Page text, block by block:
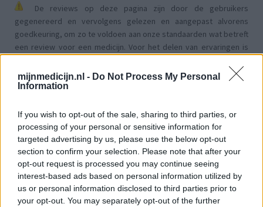
mijnmedicijn.nl - Do Not Process My Personal
Information
If you wish to opt-out of the sale, sharing to third parties, or
processing of your personal or sensitive information for
targeted advertising by us, please use the below opt-out
section to confirm your selection. Please note that after your
opt-out request is processed you may continue seeing
interest-based ads based on personal information utilized by
us or personal information disclosed to third parties prior to
your opt-out. You may separately opt-out of the further
De reviews op deze pagina zijn door de gebruikers
gegenereerd en vervolgens gelezen en aangepast alvorens
goedkeuring, om zo te voldoen aan onze standaarden wat betreft
een review voor een medicijn. Voor het delen van ervaringen is
reviews alleen een beeld van de ervaring van de schrijvers en niet
die van de eigenaar van deze website. Denk er aan dat de
voor medisch advies altijd contact op moet nemen met uw arts of
apotheker.